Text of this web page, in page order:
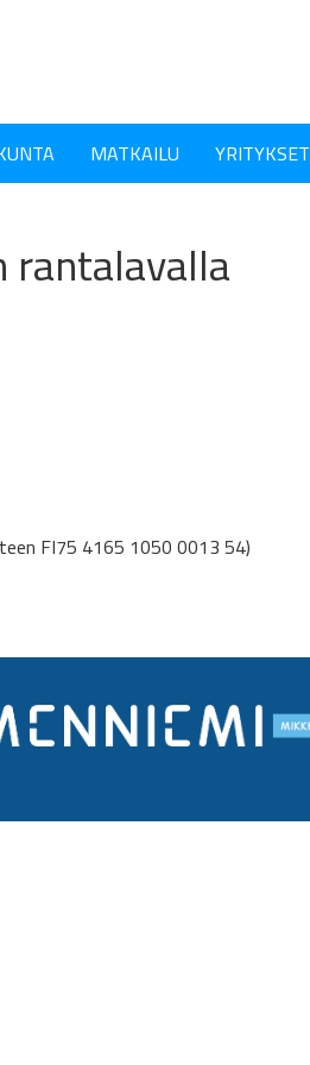
MATKAILU YRITYKSET
FI75 4165 1050 0013 54)